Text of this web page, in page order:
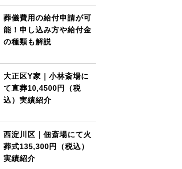
葬儀費用の給付申請が可
能！申し込み方や給付金
の種類も解説
大正区Y家｜小林斎場に
て直葬10,4500円（税
込）実績紹介
西淀川区｜佃斎場にて火
葬式135,300円（税込）
実績紹介